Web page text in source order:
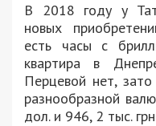
В 2018 году у
новых
есть часы с
квартира в
Перцевой нет,
разнообразной
дол. и 946, 2 тыс.